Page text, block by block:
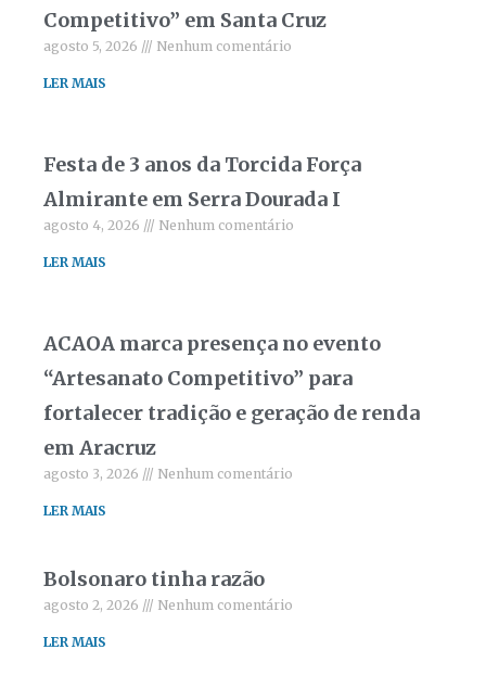
Competitivo” em Santa Cruz
agosto 5, 2026 Nenhum comentário
LER MAIS
Festa de 3 anos da Torcida Força
Almirante em Serra Dourada I
agosto 4, 2026 Nenhum comentário
LER MAIS
ACAOA marca presença no evento
“Artesanato Competitivo” para
fortalecer tradição e geração de renda
em Aracruz
agosto 3, 2026 Nenhum comentário
LER MAIS
Bolsonaro tinha razão
agosto 2, 2026 Nenhum comentário
LER MAIS